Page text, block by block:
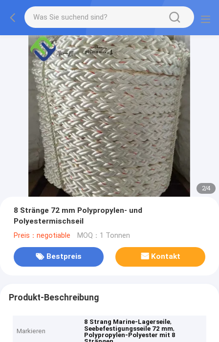
2/4
8 Stränge 72 mm Polypropylen- und
Polyestermischseil
Preis：negotiable MOQ：1 Tonnen
Bestpreis Kontakt
Produkt-Beschreibung
Markieren
8 Strang Marine-Lagerseile,
Seebefestigungsseile 72 mm,
Polypropylen-Polyester mit 8